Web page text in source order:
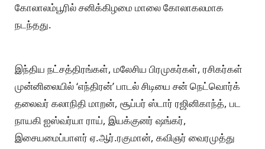
கோலாலம்பூரில் சனிக்கிழமை மாலை கோலாகலமாக
நடந்தது.
இந்திய நட்சத்திரங்கள், மலேசிய பிரமுகர்கள், ரசிகர்கள்
முன்னிலையில் ‘எந்திரன்’ பாடல் சிடியை சன் நெட்வொர்க்
தலைவர் கலாநிதி மாறன், சூப்பர் ஸ்டார் ரஜினிகாந்த், பட
நாயகி ஐஸ்வர்யா ராய், இயக்குனர் ஷங்கர்,
இசையமைப்பாளர் ஏ.ஆர்.ரகுமான், கவிஞர் வைரமுத்து